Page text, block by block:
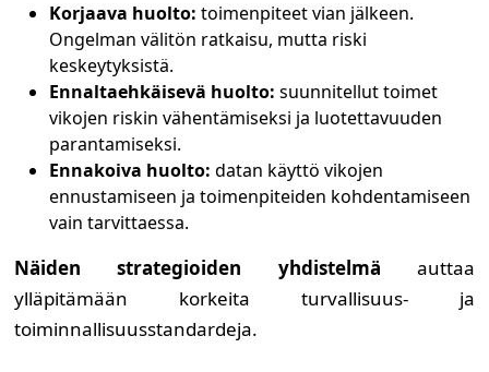
Korjaava huolto: toimenpiteet vian jälkeen.
Ongelman välitön ratkaisu, mutta riski
keskeytyksistä.
Ennaltaehkäisevä huolto: suunnitellut toimet
vikojen riskin vähentämiseksi ja luotettavuuden
parantamiseksi.
Ennakoiva huolto: datan käyttö vikojen
ennustamiseen ja toimenpiteiden kohdentamiseen
vain tarvittaessa.
Näiden strategioiden yhdistelmä auttaa
ylläpitämään korkeita turvallisuus- ja
toiminnallisuusstandardeja.